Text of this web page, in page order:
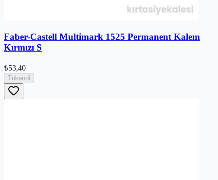
Faber-Castell Multimark 1525 Permanent Kalem
Kırmızı S
₺53,40
Tükendi